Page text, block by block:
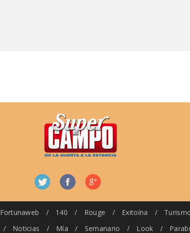
Fortunaweb / 140 / Rouge / Exitoína /
/ Noticias / Mía / Semanario / Look /